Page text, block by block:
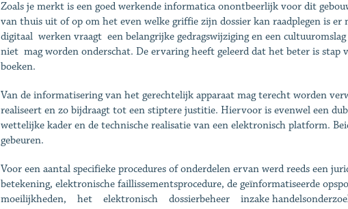
Zoals je merkt is een goed werkende informatica onontbeerlijk voor dit
van thuis uit of op om het even welke griffie zijn dossier kan raadplegen is er
digitaal werken vraagt een belangrijke gedragswijziging en een
niet mag worden onderschat. De ervaring heeft geleerd dat het beter is stap
boeken.
Van de informatisering van het gerechtelijk apparaat mag terecht worden
realiseert en zo bijdraagt tot een stiptere justitie. Hiervoor is evenwel een
wettelijke kader en de technische realisatie van een elektronisch platform.
gebeuren.
Voor een aantal specifieke procedures of onderdelen ervan werd reeds een
betekening, elektronische faillissementsprocedure, de geïnformatiseerde
moeilijkheden, het elektronisch dossierbeheer inzake